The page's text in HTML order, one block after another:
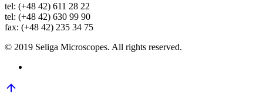
tel: (+48 42) 611 28 22
tel: (+48 42) 630 99 90
fax: (+48 42) 235 34 75
© 2019 Seliga Microscopes. All rights reserved.